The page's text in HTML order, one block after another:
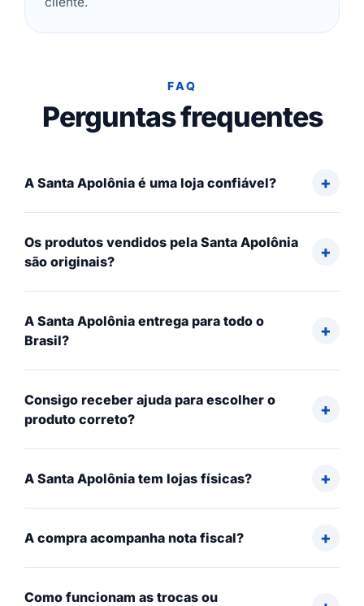
FAQ
Perguntas frequentes
A Santa Apolônia é uma loja confiável?
Os produtos vendidos pela Santa Apolônia
são originais?
A Santa Apolônia entrega para todo o
Brasil?
Consigo receber ajuda para escolher o
produto correto?
A Santa Apolônia tem lojas físicas?
A compra acompanha nota fiscal?
Como funcionam as trocas ou